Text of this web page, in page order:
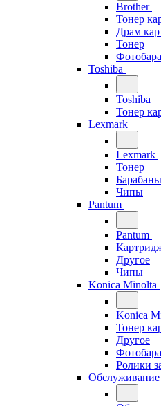
Brother
Тонер
Драм
Тонер
Toshiba
Toshiba
Тонер
Lexmark
Lexmark
Тонер
Барабаны
Чипы
Pantum
Pantum
Другое
Чипы
Konica Minolta
Konica
Тонер
Другое
Ролики
Обслуживание